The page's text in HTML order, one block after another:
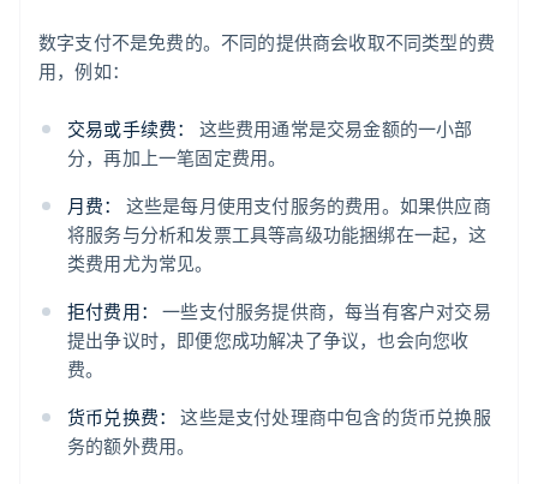
数字支付不是免费的。不同的提供商会收取不同类型的费
用，例如：
交易或手续费：
这些费用通常是交易金额的一小部
分，再加上一笔固定费用。
月费：
这些是每月使用支付服务的费用。如果供应商
将服务与分析和发票工具等高级功能捆绑在一起，这
类费用尤为常见。
拒付费用：
一些支付服务提供商，每当有客户对交易
提出争议时，即便您成功解决了争议，也会向您收
费。
货币兑换费：
这些是支付处理商中包含的货币兑换服
务的额外费用。